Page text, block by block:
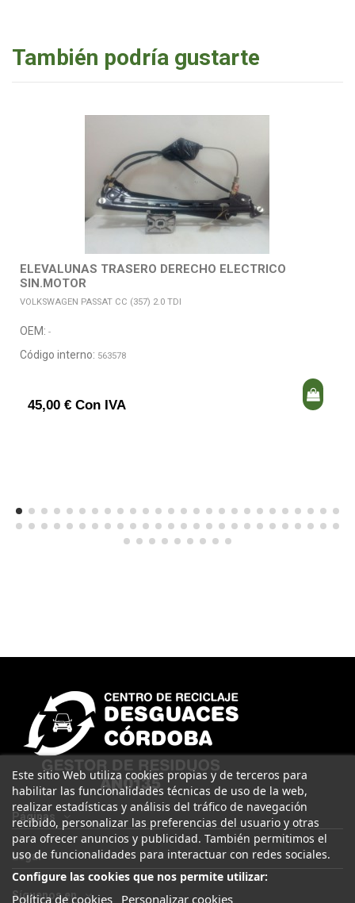
También podría gustarte
ELEVALUNAS TRASERO DERECHO ELECTRICO
SIN.MOTOR
VOLKSWAGEN PASSAT CC (357) 2.0 TDI
OEM: -
Código interno: 563578
45,00 € Con IVA
Páginas
Legal
Este sitio Web utiliza cookies propias y de terceros para
habilitar las funcionalidades técnicas de uso de la web,
realizar estadísticas y análisis del tráfico de navegación
recibido, personalizar las preferencias del usuario y otras
para ofrecer anuncios y publicidad. También permitimos el
uso de funcionalidades para interactuar con redes sociales.
Configure las cookies que nos permite utilizar:
Política de cookies Personalizar cookies
Síguenos en